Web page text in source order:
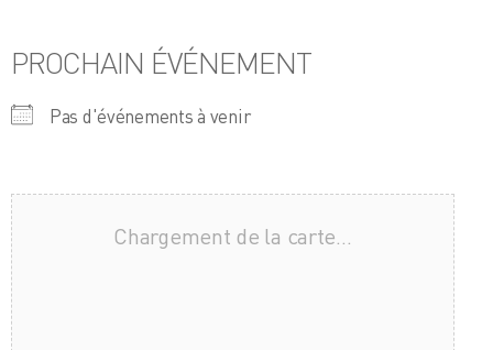
PROCHAIN ÉVÉNEMENT
Pas d'événements à venir
Chargement de la carte…